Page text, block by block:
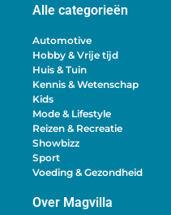
Alle categorieën
Automotive
Hobby & Vrije tijd
Huis & Tuin
Kennis & Wetenschap
Kids
Mode & Lifestyle
Reizen & Recreatie
Showbizz
Sport
Voeding & Gezondheid
Over Magvilla